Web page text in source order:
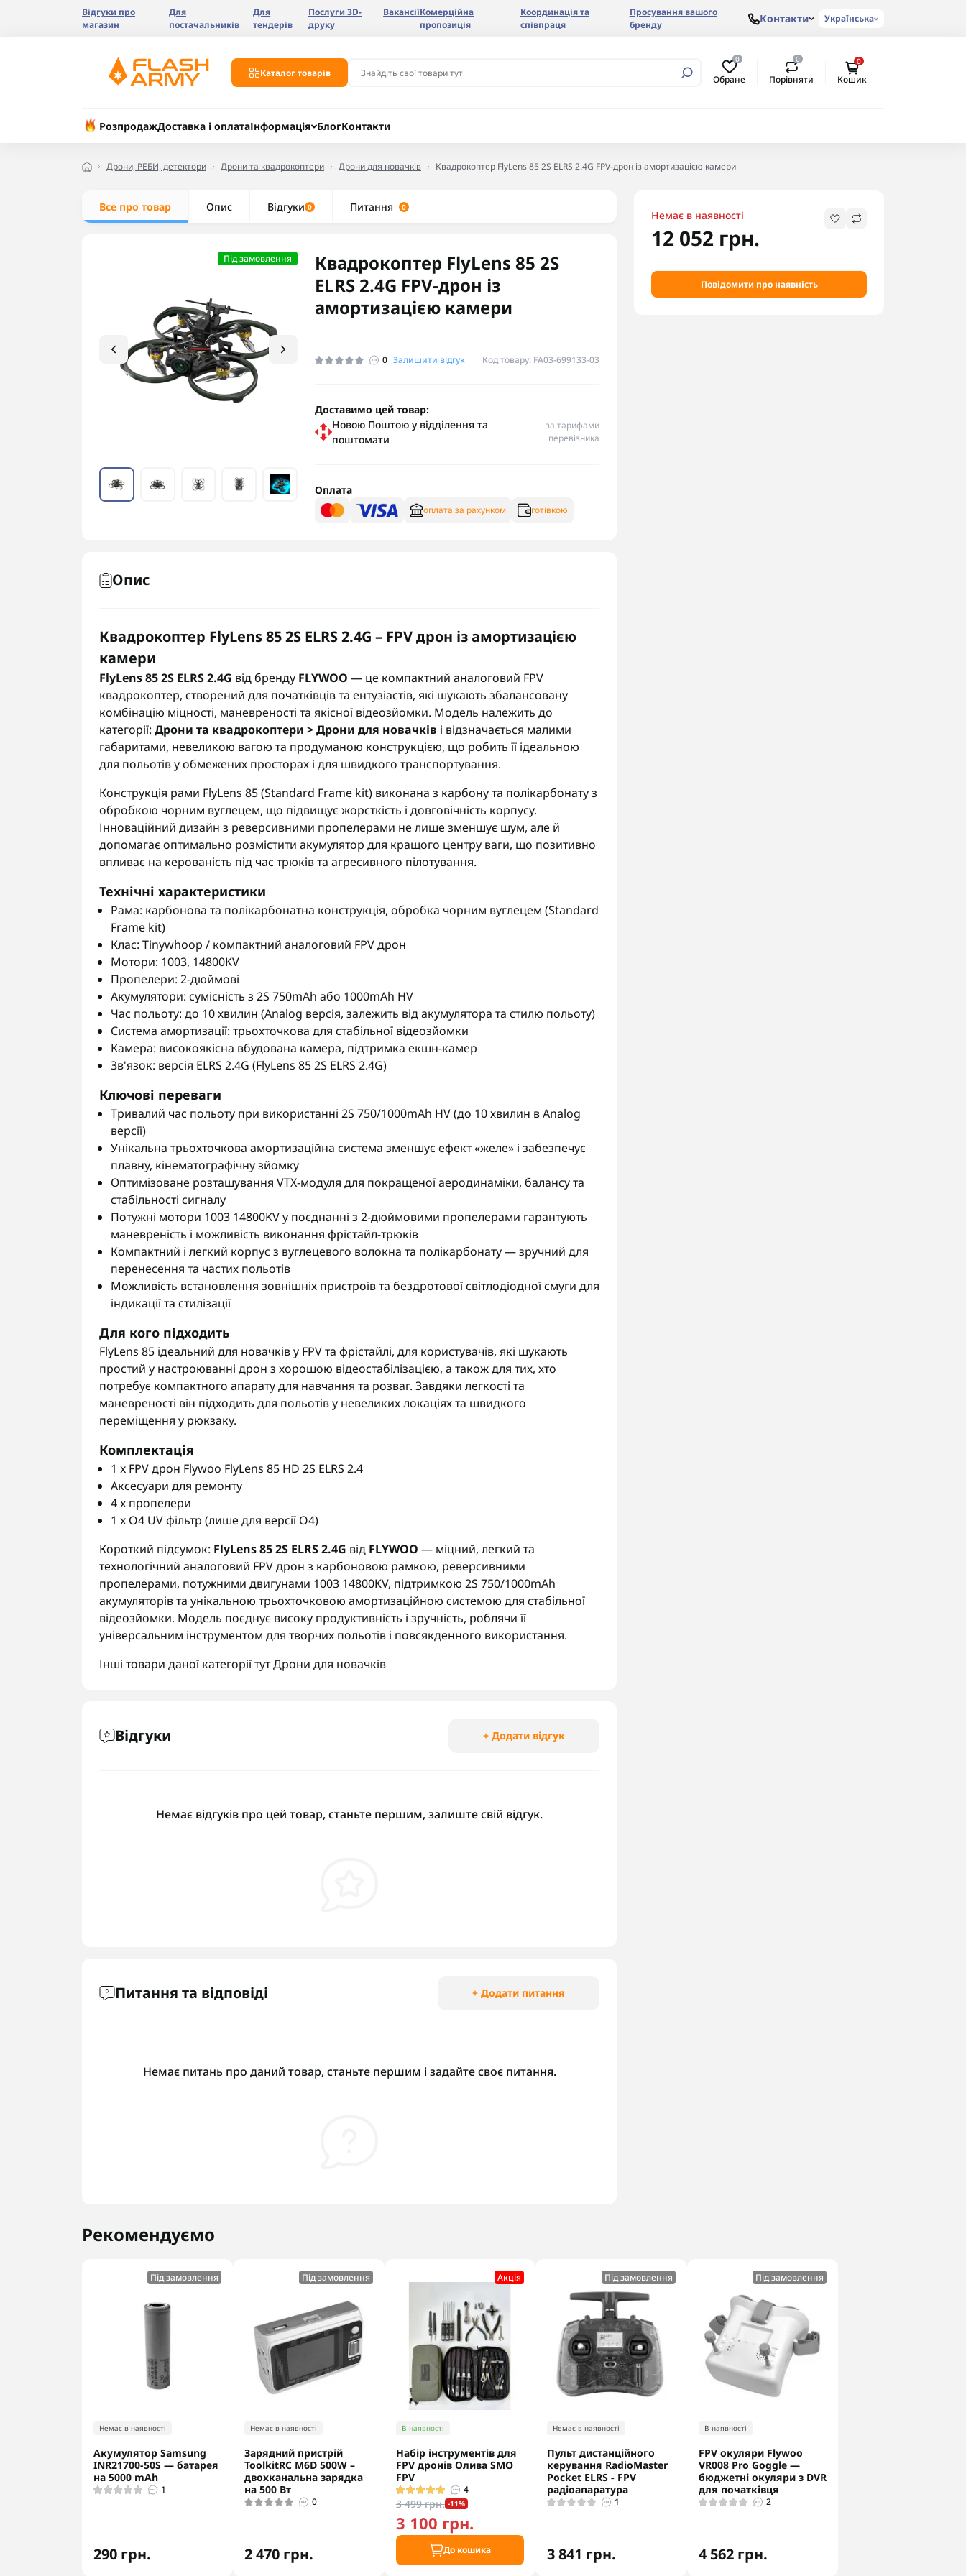
Відгуки про
магазин
Для
постачальників
Для
тендерів
Послуги 3D-
друку
ВакансіїКомерційна
пропозиція
Координація та
співпраця
Просування вашого
бренду
Контакти Українська
Каталог товарів
0
Обране
0
Порівняти
0
Кошик
РозпродажДоставка і оплатаІнформація БлогКонтакти
Дрони, РЕБИ, детектори Дрони та квадрокоптери Дрони для новачків Квадрокоптер FlyLens 85 2S ELRS 2.4G FPV-дрон із амортизацією камери
Все про товар Опис Відгуки 0 Питання 0
Під замовлення
Квадрокоптер FlyLens 85 2S
ELRS 2.4G FPV-дрон із
амортизацією камери
0 Залишити відгук Код товару: FA03-699133-03
Немає в наявності
12 052 грн.
Повідомити про наявність
Доставимо цей товар:
Новою Поштою у відділення та
поштомати
за тарифами
перевізника
Оплата
оплата за рахунком готівкою
Опис
Квадрокоптер FlyLens 85 2S ELRS 2.4G – FPV дрон із амортизацією
камери
FlyLens 85 2S ELRS 2.4G від бренду FLYWOO — це компактний аналоговий FPV
квадрокоптер, створений для початківців та ентузіастів, які шукають збалансовану
комбінацію міцності, маневреності та якісної відеозйомки. Модель належить до
категорії: Дрони та квадрокоптери > Дрони для новачків і відзначається малими
габаритами, невеликою вагою та продуманою конструкцією, що робить її ідеальною
для польотів у обмежених просторах і для швидкого транспортування.
Конструкція рами FlyLens 85 (Standard Frame kit) виконана з карбону та полікарбонату з
обробкою чорним вуглецем, що підвищує жорсткість і довговічність корпусу.
Інноваційний дизайн з реверсивними пропелерами не лише зменшує шум, але й
допомагає оптимально розмістити акумулятор для кращого центру ваги, що позитивно
впливає на керованість під час трюків та агресивного пілотування.
Технічні характеристики
Рама: карбонова та полікарбонатна конструкція, обробка чорним вуглецем (Standard
Frame kit)
Клас: Tinywhoop / компактний аналоговий FPV дрон
Мотори: 1003, 14800KV
Пропелери: 2-дюймові
Акумулятори: сумісність з 2S 750mAh або 1000mAh HV
Час польоту: до 10 хвилин (Analog версія, залежить від акумулятора та стилю польоту)
Система амортизації: трьохточкова для стабільної відеозйомки
Камера: високоякісна вбудована камера, підтримка екшн-камер
Зв'язок: версія ELRS 2.4G (FlyLens 85 2S ELRS 2.4G)
Ключові переваги
Тривалий час польоту при використанні 2S 750/1000mAh HV (до 10 хвилин в Analog
версії)
Унікальна трьохточкова амортизаційна система зменшує ефект «желе» і забезпечує
плавну, кінематографічну зйомку
Оптимізоване розташування VTX-модуля для покращеної аеродинаміки, балансу та
стабільності сигналу
Потужні мотори 1003 14800KV у поєднанні з 2-дюймовими пропелерами гарантують
маневреність і можливість виконання фрістайл-трюків
Компактний і легкий корпус з вуглецевого волокна та полікарбонату — зручний для
перенесення та частих польотів
Можливість встановлення зовнішніх пристроїв та бездротової світлодіодної смуги для
індикації та стилізації
Для кого підходить
FlyLens 85 ідеальний для новачків у FPV та фрістайлі, для користувачів, які шукають
простий у настроюванні дрон з хорошою відеостабілізацією, а також для тих, хто
потребує компактного апарату для навчання та розваг. Завдяки легкості та
маневреності він підходить для польотів у невеликих локаціях та швидкого
переміщення у рюкзаку.
Комплектація
1 x FPV дрон Flywoo FlyLens 85 HD 2S ELRS 2.4
Аксесуари для ремонту
4 x пропелери
1 x O4 UV фільтр (лише для версії O4)
Короткий підсумок: FlyLens 85 2S ELRS 2.4G від FLYWOO — міцний, легкий та
технологічний аналоговий FPV дрон з карбоновою рамкою, реверсивними
пропелерами, потужними двигунами 1003 14800KV, підтримкою 2S 750/1000mAh
акумуляторів та унікальною трьохточковою амортизаційною системою для стабільної
відеозйомки. Модель поєднує високу продуктивність і зручність, роблячи її
універсальним інструментом для творчих польотів і повсякденного використання.
Інші товари даної категорії тутДрони для новачків
Відгуки + Додати відгук
Немає відгуків про цей товар, станьте першим, залиште свій відгук.
Питання та відповіді + Додати питання
Немає питань про даний товар, станьте першим і задайте своє питання.
Рекомендуємо
Під замовлення
Немає в наявності
Акумулятор Samsung
INR21700-50S — батарея
на 5000 mAh
1
290 грн.
Під замовлення
Немає в наявності
Зарядний пристрій
ToolkitRC M6D 500W –
двохканальна зарядка
на 500 Вт
0
2 470 грн.
Акцiя
В наявності
Набір інструментів для
FPV дронів Олива SMO
FPV
4
3 499 грн. -11%
3 100 грн.
До кошика
Під замовлення
Немає в наявності
Пульт дистанційного
керування RadioMaster
Pocket ELRS - FPV
радіоапаратура
1
3 841 грн.
Під замовлення
В наявності
FPV окуляри Flywoo
VR008 Pro Goggle —
бюджетні окуляри з DVR
для початківця
2
4 562 грн.